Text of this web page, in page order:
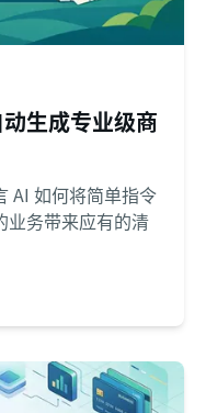
生成专业级商
AI 如何将简单指令
业务带来应有的清